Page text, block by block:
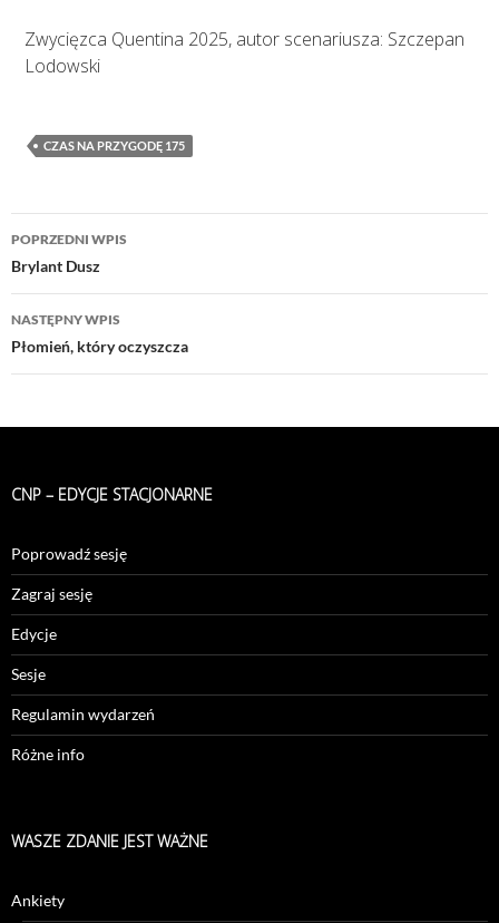
Zwycięzca Quentina 2025, autor scenariusza: Szczepan
Lodowski
CZAS NA PRZYGODĘ 175
Nawigacja
wpisu
POPRZEDNI WPIS
Brylant Dusz
NASTĘPNY WPIS
Płomień, który oczyszcza
CNP – EDYCJE STACJONARNE
Poprowadź sesję
Zagraj sesję
Edycje
Sesje
Regulamin wydarzeń
Różne info
WASZE ZDANIE JEST WAŻNE
Ankiety